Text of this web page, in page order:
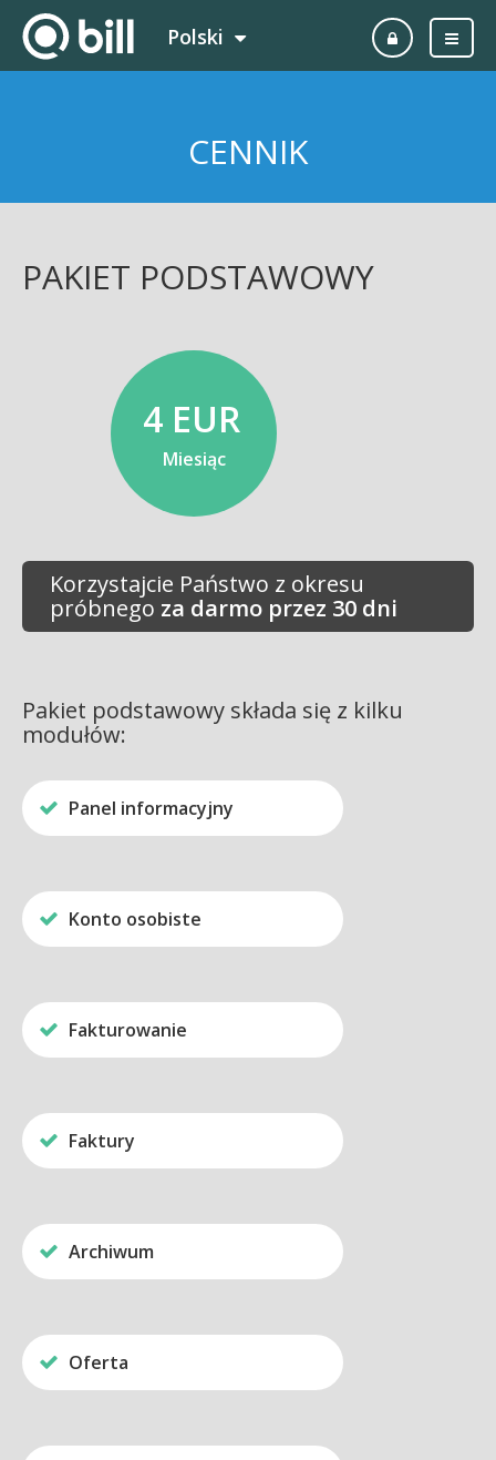
Polski
CENNIK
PAKIET PODSTAWOWY
4 EUR
Miesiąc
Korzystajcie Państwo z okresu
próbnego za darmo przez 30 dni
Pakiet podstawowy składa się z kilku
modułów:
Panel informacyjny
Konto osobiste
Fakturowanie
Faktury
Archiwum
Oferta